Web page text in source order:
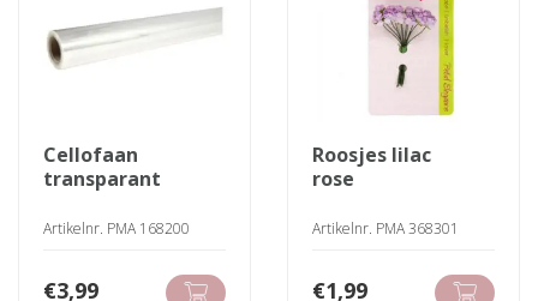
cellofaan
transparant
Artikelnr. PMA 168200
€3,99
roosjes lilac
rose
Artikelnr. PMA 368301
€1,99